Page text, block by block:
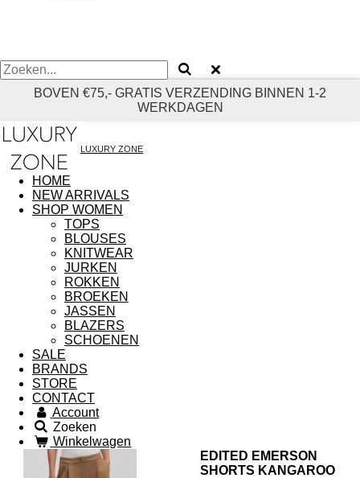
BOVEN €75,- GRATIS VERZENDING BINNEN 1-2
WERKDAGEN
LUXURY ZONE
HOME
NEW ARRIVALS
SHOP WOMEN
TOPS
BLOUSES
KNITWEAR
JURKEN
ROKKEN
BROEKEN
JASSEN
BLAZERS
SCHOENEN
SALE
BRANDS
STORE
CONTACT
Account
Zoeken
Winkelwagen
EDITED EMERSON
SHORTS KANGAROO